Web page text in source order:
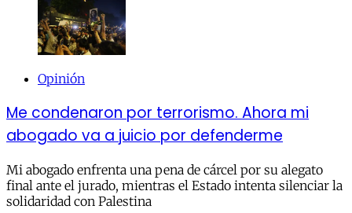
Opinión
Me condenaron por terrorismo. Ahora mi
abogado va a juicio por defenderme
Mi abogado enfrenta una pena de cárcel por su alegato
final ante el jurado, mientras el Estado intenta silenciar la
solidaridad con Palestina